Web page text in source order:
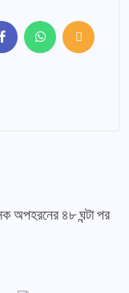
অপহরনের ৪৮ ঘন্টা পর